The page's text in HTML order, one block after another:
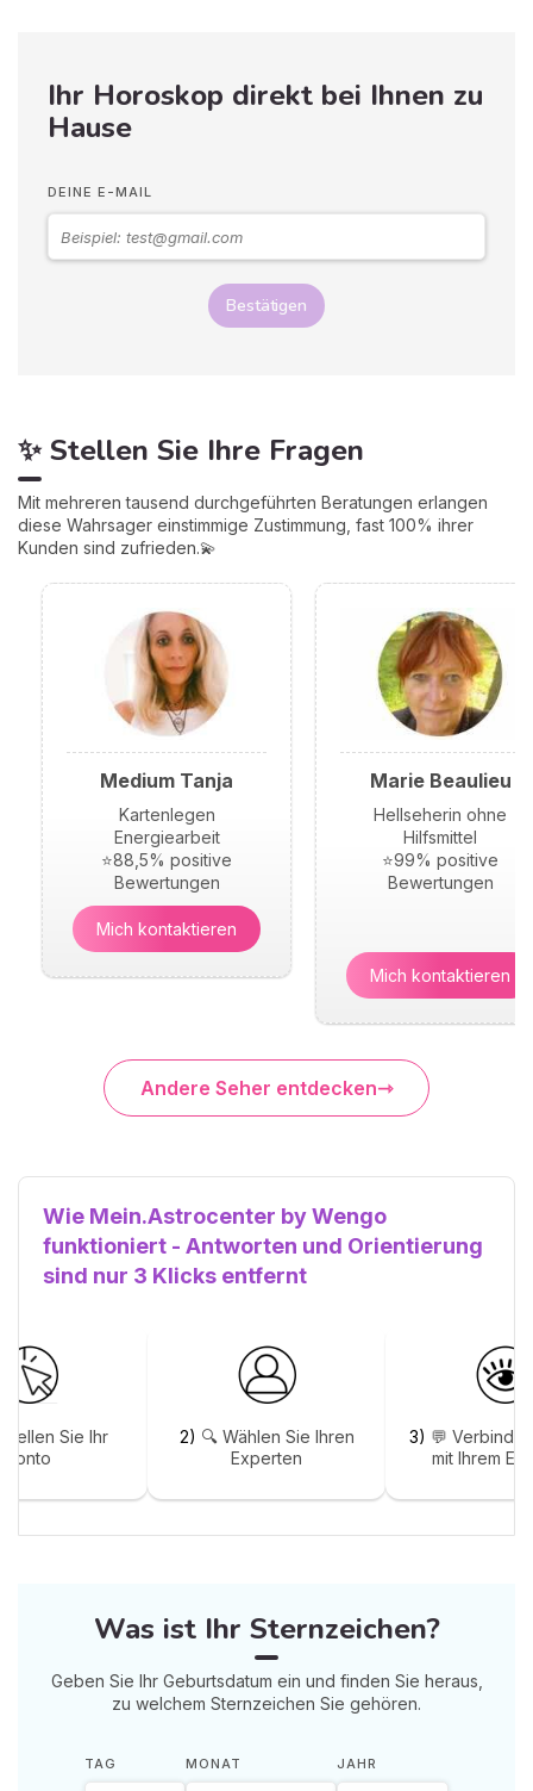
Ihr Horoskop direkt bei Ihnen zu
Hause
DEINE E-MAIL
Bestätigen
✨ Stellen Sie Ihre Fragen
Mit mehreren tausend durchgeführten Beratungen erlangen
diese Wahrsager einstimmige Zustimmung, fast 100% ihrer
Kunden sind zufrieden.💫
Medium Tanja
Kartenlegen
Energiearbeit
⭐88,5% positive
Bewertungen
Mich kontaktieren
Marie Beaulieu
Hellseherin ohne
Hilfsmittel
⭐99% positive
Bewertungen
Mich kontaktieren
Andere Seher entdecken
Wie Mein.Astrocenter by Wengo
funktioniert - Antworten und Orientierung
sind nur 3 Klicks entfernt
Sie Ihr
Konto
2) 🔍 Wählen Sie Ihren
Experten
3) 💬
mit Ihrem
Was ist Ihr Sternzeichen?
Geben Sie Ihr Geburtsdatum ein und finden Sie heraus,
zu welchem Sternzeichen Sie gehören.
TAG MONAT JAHR